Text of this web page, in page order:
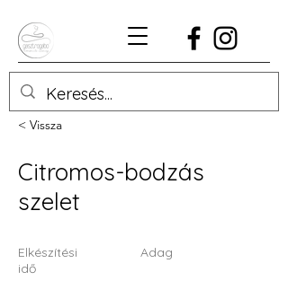
< Vissza
Citromos-bodzás
szelet
Elkészítési
idő
Adag